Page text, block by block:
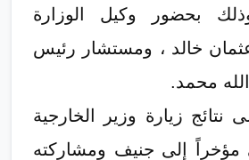
بحضور وكيل الوزارة
عثمان خالد ، ومستشار رئيس
محمد.
نتائج زيارة وزير الخارجية
مؤخراً إلى جنيف ومشاركته